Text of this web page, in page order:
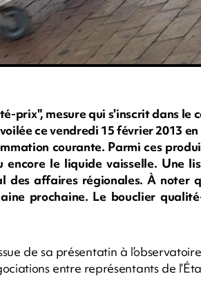
prix", mesure qui s'inscrit dans le
ce vendredi 15 février 2013
courante. Parmi ces
le liquide vaisselle. Une
des affaires régionales. À noter
prochaine. Le bouclier
de sa présentatin à
entre représentants de